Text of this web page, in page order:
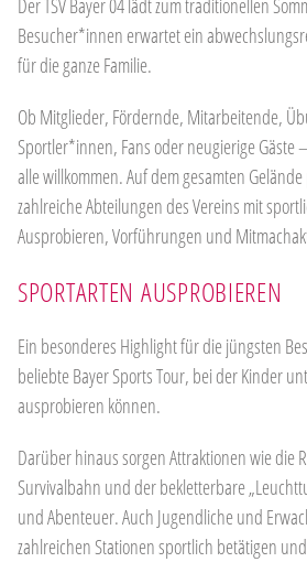
Der TSV Bayer 04 lädt zum traditionellen
Besucher*innen erwartet ein
für die ganze Familie.
Ob Mitglieder, Fördernde, Mitarbeitende,
Sportler*innen, Fans oder neugierige Gäste
alle willkommen. Auf dem gesamten
zahlreiche Abteilungen des Vereins mit
Ausprobieren, Vorführungen und
SPORTARTEN AUSPROBIEREN
Ein besonderes Highlight für die jüngsten
beliebte Bayer Sports Tour, bei der Kinder
ausprobieren können.
Darüber hinaus sorgen Attraktionen wie die
Survivalbahn und der bekletterbare
und Abenteuer. Auch Jugendliche und
zahlreichen Stationen sportlich betätigen